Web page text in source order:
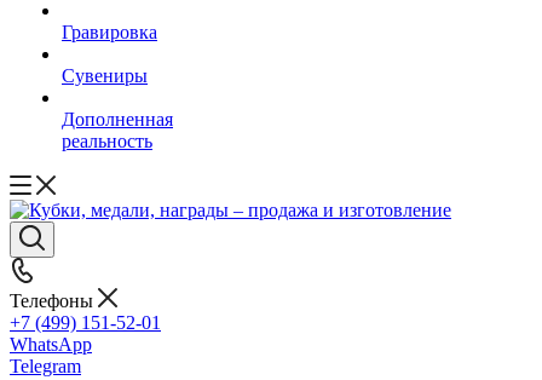
Гравировка
Сувениры
Дополненная
реальность
Телефоны
+7 (499) 151-52-01
WhatsApp
Telegram